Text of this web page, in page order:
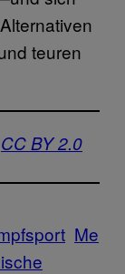
teuren
CC BY 2.0
Me